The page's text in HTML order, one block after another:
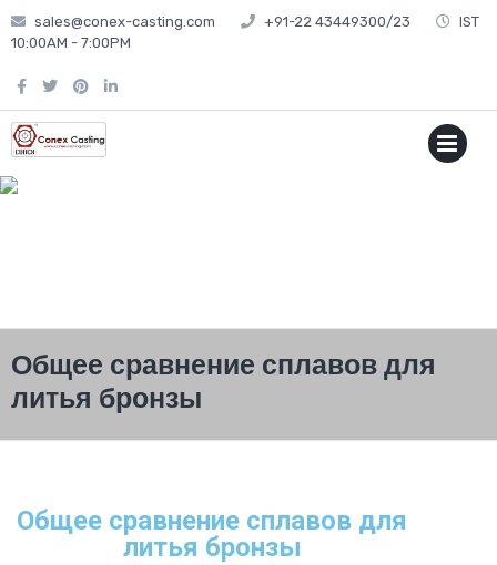
sales@conex-casting.com +91-22 43449300/23
IST
10:00AM - 7:00PM
Общее сравнение сплавов для
литья бронзы
Общее сравнение сплавов для
литья бронзы